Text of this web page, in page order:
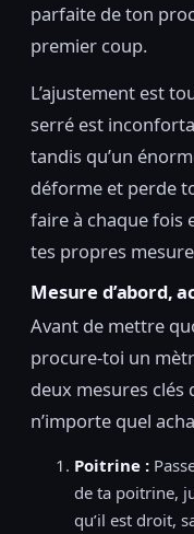
parfaite de ton
premier coup.
L’ajustement est
serré est
tandis qu’un
déforme et perde
faire à chaque fois
tes propres
Mesure d’abord,
Avant de mettre
procure-toi un
deux mesures
n’importe quel
Poitrine :
de ta poitrine,
qu’il est droit,